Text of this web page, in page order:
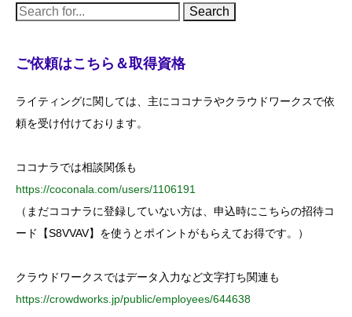
S
e
c
h
o
:
ご依頼はこちら＆取得資格
ライティングに関しては、主にココナラやクラウドワークスで依
頼を受け付けております。
ココナラでは相談関係も
https://coconala.com/users/1106191
（まだココナラに登録していない方は、申込時にこちらの招待コ
ード【S8VVAV】を使うとポイントがもらえてお得です。）
クラウドワークスではデータ入力など文字打ち関連も
https://crowdworks.jp/public/employees/644638